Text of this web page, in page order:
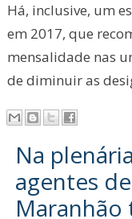
Há, inclusive, um
em 2017, que
mensalidade nas
de diminuir as
Na
agentes